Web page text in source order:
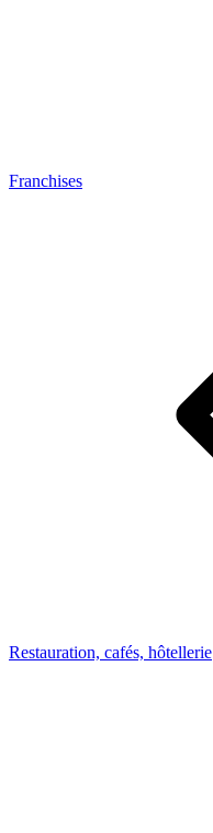
Franchises
Restauration, cafés, hôtellerie